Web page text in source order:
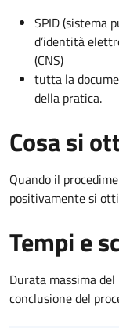
SPID (sistema
d’identità
(CNS)
tutta la
della pratica.
Cosa si
Quando il
positivamente si
Tempi e
Durata massima
conclusione del